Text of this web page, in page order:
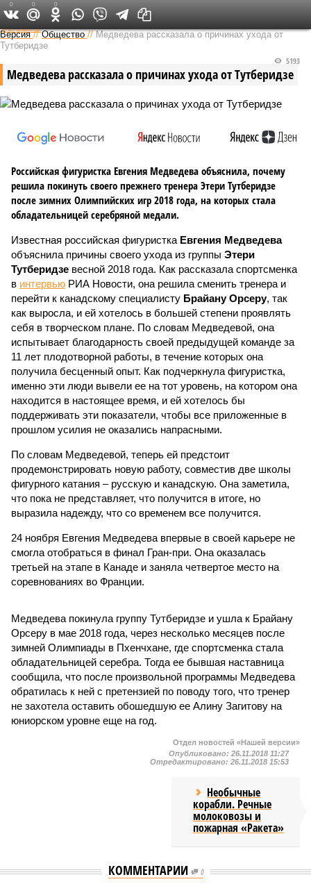
Федеральный выпуск
Версия //Общество //Медведева рассказала о причинах ухода от
Тутберидзе
Медведева рассказала о причинах ухода от Тутберидзе
5193
Российская фигуристка Евгения Медведева объяснила, почему
решила покинуть своего прежнего тренера Этери Тутберидзе
после зимних Олимпийских игр 2018 года, на которых стала
обладательницей серебряной медали.
Известная российская фигуристка Евгения Медведева
объяснила причины своего ухода из группы Этери
Тутберидзе весной 2018 года. Как рассказала спортсменка
в интервью РИА Новости, она решила сменить тренера и
перейти к канадскому специалисту Брайану Орсеру, так
как выросла, и ей хотелось в большей степени проявлять
себя в творческом плане. По словам Медведевой, она
испытывает благодарность своей предыдущей команде за
11 лет плодотворной работы, в течение которых она
получила бесценный опыт. Как подчеркнула фигуристка,
именно эти люди вывели ее на тот уровень, на котором она
находится в настоящее время, и ей хотелось бы
поддерживать эти показатели, чтобы все приложенные в
прошлом усилия не оказались напрасными.
По словам Медведевой, теперь ей предстоит
продемонстрировать новую работу, совместив две школы
фигурного катания – русскую и канадскую. Она заметила,
что пока не представляет, что получится в итоге, но
выразила надежду, что со временем все получится.
24 ноября Евгения Медведева впервые в своей карьере не
смогла отобраться в финал Гран-при. Она оказалась
третьей на этапе в Канаде и заняла четвертое место на
соревнованиях во Франции.
Медведева покинула группу Тутберидзе и ушла к Брайану
Орсеру в мае 2018 года, через несколько месяцев после
зимней Олимпиады в Пхенчхане, где спортсменка стала
обладательницей серебра. Тогда ее бывшая наставница
сообщила, что после произвольной программы Медведева
обратилась к ней с претензией по поводу того, что тренер
не захотела оставить обошедшую ее Алину Загитову на
юниорском уровне еще на год.
0 0 0
Отдел новостей «Нашей версии»
Опубликовано: 26.11.2018 11:27
Отредактировано: 26.11.2018 15:53
Необычные
корабли. Речные
молоковозы и
пожарная «Ракета»
КОММЕНТАРИИ 0